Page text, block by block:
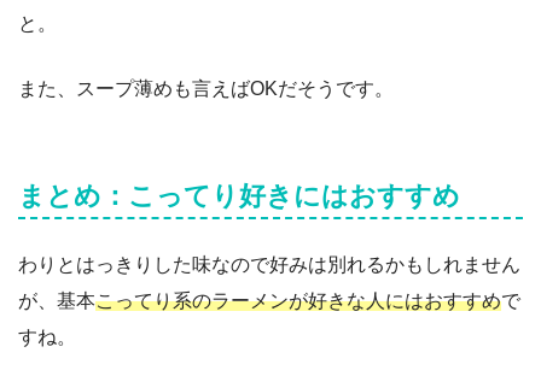
と。
また、スープ薄めも言えばOKだそうです。
まとめ：こってり好きにはおすすめ
わりとはっきりした味なので好みは別れるかもしれません
が、基本こってり系のラーメンが好きな人にはおすすめで
すね。